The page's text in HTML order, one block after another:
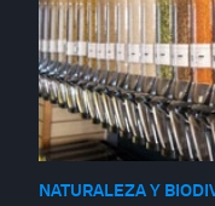
NATURALEZA Y